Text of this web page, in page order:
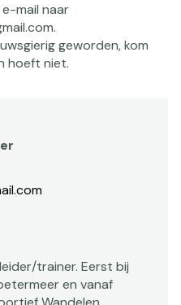
mail naar
geworden, kom
hoeft niet.
trainer. Eerst bij
en vanaf